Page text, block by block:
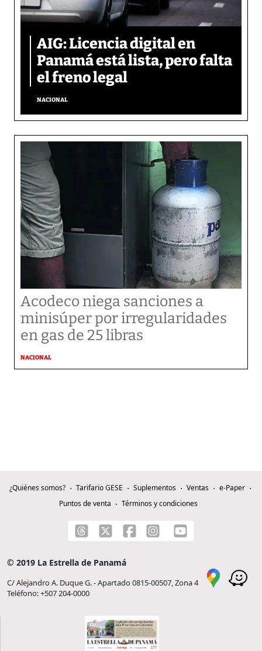
AIG: Licencia digital en
Panamá está lista, pero falta
el freno legal
NACIONAL
Acodeco niega sanciones a
minisúper por irregularidades
en gas de 25 libras
NACIONAL
¿Quiénes somos? Tarifario GESE Suplementos Ventas
e-Paper
Puntos de venta
Términos y condiciones
© 2019 La Estrella de Panamá
C/ Alejandro A. Duque G. - Apartado 0815-00507, Zona 4
Teléfono: +507 204-0000